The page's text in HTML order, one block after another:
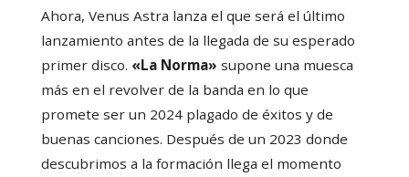
Ahora, Venus Astra lanza el que será el último
lanzamiento antes de la llegada de su esperado
primer disco. «La Norma» supone una muesca
más en el revolver de la banda en lo que
promete ser un 2024 plagado de éxitos y de
buenas canciones. Después de un 2023 donde
descubrimos a la formación llega el momento